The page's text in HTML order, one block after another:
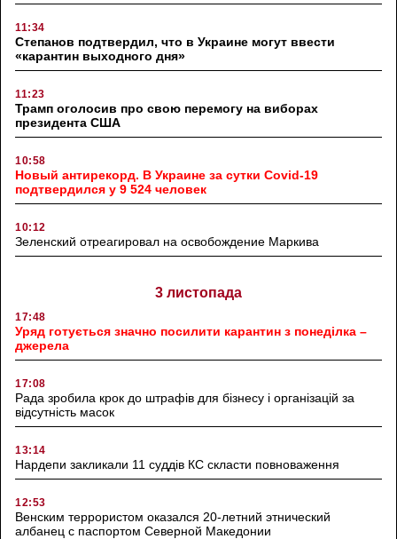
11:34
Степанов подтвердил, что в Украине могут ввести
«карантин выходного дня»
11:23
Трамп оголосив про свою перемогу на виборах
президента США
10:58
Новый антирекорд. В Украине за сутки Covid-19
подтвердился у 9 524 человек
10:12
Зеленский отреагировал на освобождение Маркива
3 листопада
17:48
Уряд готується значно посилити карантин з понеділка –
джерела
17:08
Рада зробила крок до штрафів для бізнесу і організацій за
відсутність масок
13:14
Нардепи закликали 11 суддів КС скласти повноваження
12:53
Венским террористом оказался 20-летний этнический
албанец с паспортом Северной Македонии